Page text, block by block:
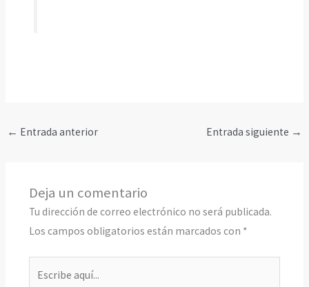
← Entrada anterior Entrada siguiente →
Deja un comentario
Tu dirección de correo electrónico no será publicada.
Los campos obligatorios están marcados con *